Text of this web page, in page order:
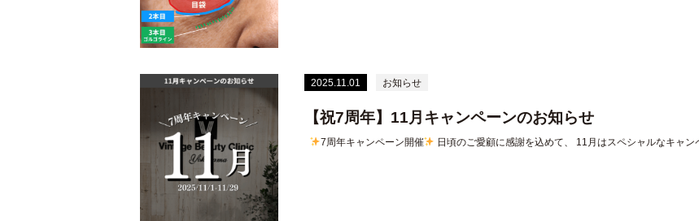
2025.11.01 お知らせ
【祝7周年】11月キャンペーンのお知らせ
7周年キャンペーン開催 日頃のご愛顧に感謝を込めて、 11月はスペシャルなキャン